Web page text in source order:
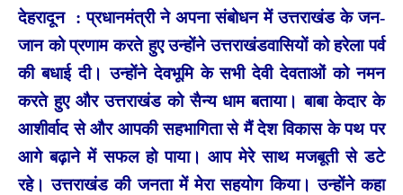
देहरादून : प्रधानमंत्री ने अपना संबोधन में उत्तराखंड के जन-
जान को प्रणाम करते हुए उन्होंने उत्तराखंडवासियों को हरेला पर्व
की बधाई दी। उन्होंने देवभूमि के सभी देवी देवताओं को नमन
करते हुए और उत्तराखंड को सैन्य धाम बताया। बाबा केदार के
आशीर्वाद से और आपकी सहभागिता से मैं देश विकास के पथ पर
आगे बढ़ाने में सफल हो पाया। आप मेरे साथ मजबूती से डटे
रहे। उत्तराखंड की जनता में मेरा सहयोग किया। उन्होंने कहा